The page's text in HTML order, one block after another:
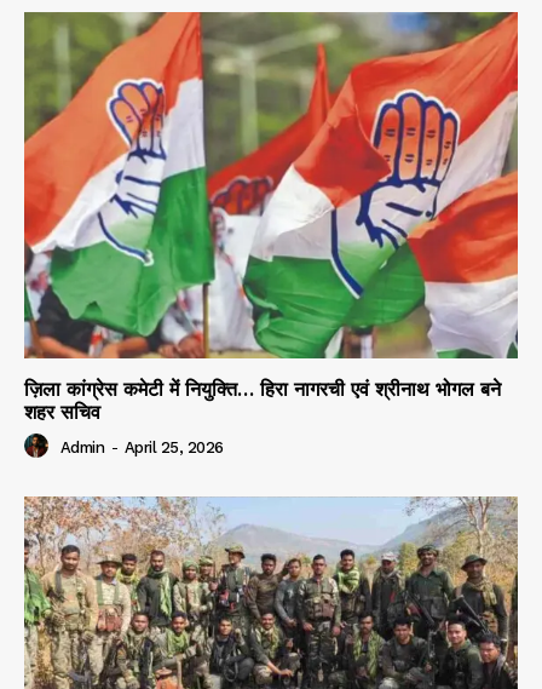
ज़िला कांग्रेस कमेटी में नियुक्ति… हिरा नागरची एवं श्रीनाथ भोगल बने
शहर सचिव
Admin - April 25, 2026